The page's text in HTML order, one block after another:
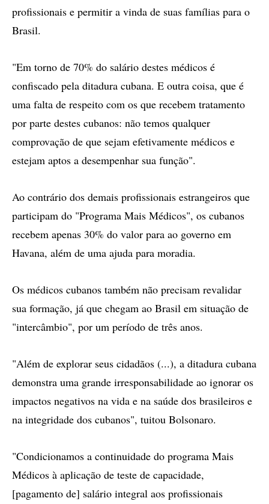
profissionais e permitir a vinda de suas famílias para o
Brasil.
"Em torno de 70% do salário destes médicos é
confiscado pela ditadura cubana. E outra coisa, que é
uma falta de respeito com os que recebem tratamento
por parte destes cubanos: não temos qualquer
comprovação de que sejam efetivamente médicos e
estejam aptos a desempenhar sua função".
Ao contrário dos demais profissionais estrangeiros que
participam do "Programa Mais Médicos", os cubanos
recebem apenas 30% do valor para ao governo em
Havana, além de uma ajuda para moradia.
Os médicos cubanos também não precisam revalidar
sua formação, já que chegam ao Brasil em situação de
"intercâmbio", por um período de três anos.
"Além de explorar seus cidadãos (...), a ditadura cubana
demonstra uma grande irresponsabilidade ao ignorar os
impactos negativos na vida e na saúde dos brasileiros e
na integridade dos cubanos", tuitou Bolsonaro.
"Condicionamos a continuidade do programa Mais
Médicos à aplicação de teste de capacidade,
[pagamento de] salário integral aos profissionais